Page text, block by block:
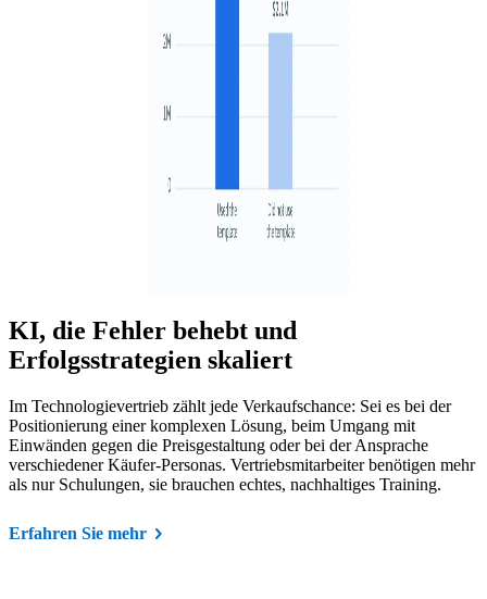
KI, die Fehler behebt und
Erfolgsstrategien skaliert
Im Technologievertrieb zählt jede Verkaufschance: Sei es bei der
Positionierung einer komplexen Lösung, beim Umgang mit
Einwänden gegen die Preisgestaltung oder bei der Ansprache
verschiedener Käufer-Personas. Vertriebsmitarbeiter benötigen mehr
als nur Schulungen, sie brauchen echtes, nachhaltiges Training.
Erfahren Sie mehr